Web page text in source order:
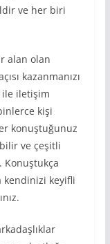
ve her biri
alan olan
kazanmanızı
ile iletişim
kişi
konuştuğunuz
ve çeşitli
kendinizi keyifli